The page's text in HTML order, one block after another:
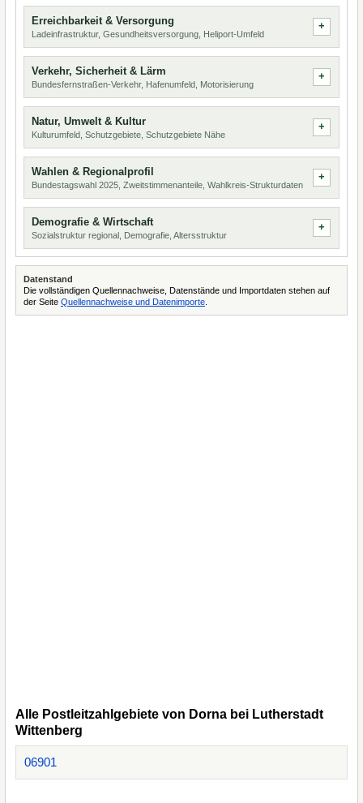
Erreichbarkeit & Versorgung
Ladeinfrastruktur, Gesundheitsversorgung, Heliport-Umfeld
Verkehr, Sicherheit & Lärm
Bundesfernstraßen-Verkehr, Hafenumfeld, Motorisierung
Natur, Umwelt & Kultur
Kulturumfeld, Schutzgebiete, Schutzgebiete Nähe
Wahlen & Regionalprofil
Bundestagswahl 2025, Zweitstimmenanteile, Wahlkreis-Strukturdaten
Demografie & Wirtschaft
Sozialstruktur regional, Demografie, Altersstruktur
Datenstand
Die vollständigen Quellennachweise, Datenstände und Importdaten stehen auf
der Seite Quellennachweise und Datenimporte
Alle Postleitzahlgebiete von Dorna bei Lutherstadt
Wittenberg
06901